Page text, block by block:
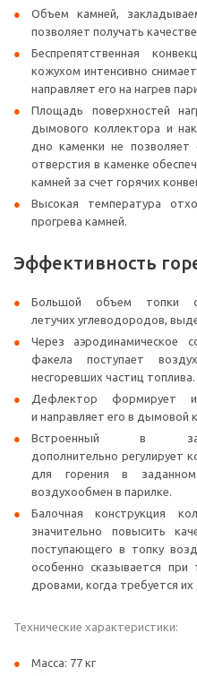
Объем камней,
позволяет получать
Беспрепятственная
кожухом интенсивно
направляет его на нагрев
Площадь поверхностей
дымового коллектора и
дно каменки не позволяет
отверстия в каменке
камней за счет горячих
Высокая температура
прогрева камней.
Эффективность
Большой объем топки
летучих углеводородов,
Через аэродинамическое
факела поступает
несгоревших частиц топлива.
Дефлектор формирует
и направляет его в дымовой
Встроенный в
дополнительно регулирует
для горения в
воздухообмен в парилке.
Балочная конструкция
значительно повысить
поступающего в топку
особенно сказывается
дровами, когда требуется
Технические характеристики:
Масса: 77 кг